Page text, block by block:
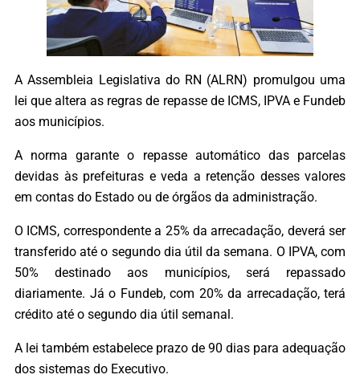
A Assembleia Legislativa do RN (ALRN) promulgou uma
lei que altera as regras de repasse de ICMS, IPVA e Fundeb
aos municípios.
A norma garante o repasse automático das parcelas
devidas às prefeituras e veda a retenção desses valores
em contas do Estado ou de órgãos da administração.
O ICMS, correspondente a 25% da arrecadação, deverá ser
transferido até o segundo dia útil da semana. O IPVA, com
50% destinado aos municípios, será repassado
diariamente. Já o Fundeb, com 20% da arrecadação, terá
crédito até o segundo dia útil semanal.
A lei também estabelece prazo de 90 dias para adequação
dos sistemas do Executivo.